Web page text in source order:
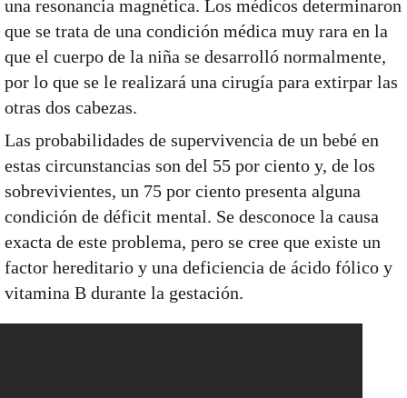
una resonancia magnética. Los médicos determinaron
que se trata de una condición médica muy rara en la
que el cuerpo de la niña se desarrolló normalmente,
por lo que se le realizará una cirugía para extirpar las
otras dos cabezas.
Las probabilidades de supervivencia de un bebé en
estas circunstancias son del 55 por ciento y, de los
sobrevivientes, un 75 por ciento presenta alguna
condición de déficit mental. Se desconoce la causa
exacta de este problema, pero se cree que existe un
factor hereditario y una deficiencia de ácido fólico y
vitamina B durante la gestación.